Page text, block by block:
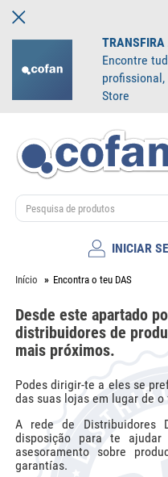
Encontre
Store
INICIAR
Início Encontra o teu DAS
Desde este apartado
distribuidores de
mais próximos.
Podes dirigir-te a eles se
das suas lojas em lugar de o
A rede de Distribuidores
disposição para te ajudar
asesoramento sobre
garantías.